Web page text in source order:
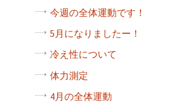
今週の全体運動です！
5月になりましたー！
冷え性について
体力測定
4月の全体運動